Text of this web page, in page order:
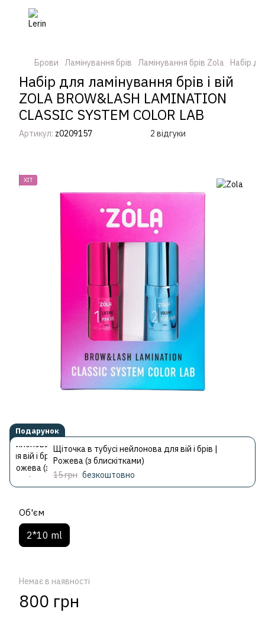
Брови Ламінування брів Ламінування брів Zola Набір
Набір для ламінування брів і вій
ZOLA BROW&LASH LAMINATION
CLASSIC SYSTEM COLOR LAB
Артикул: z0209157 2 відгуки
ХІТ
Подарунок
Щіточка в тубусі нейлонова для вій і брів |
Рожева (з блискітками)
15 грн безкоштовно
Об'єм
2*10 ml
Немає в наявності
800 грн